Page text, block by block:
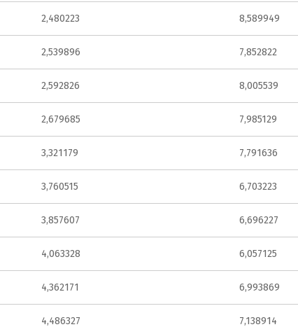
2,480223 8,589949
2,539896 7,852822
2,592826 8,005539
2,679685 7,985129
3,321179 7,791636
3,760515 6,703223
3,857607 6,696227
4,063328 6,057125
4,362171 6,993869
4,486327 7,138914